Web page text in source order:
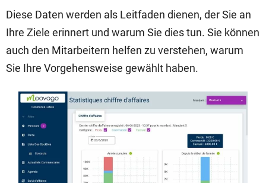
Diese Daten werden als Leitfaden dienen, der Sie an
Ihre Ziele erinnert und warum Sie dies tun. Sie können
auch den Mitarbeitern helfen zu verstehen, warum
Sie Ihre Vorgehensweise gewählt haben.